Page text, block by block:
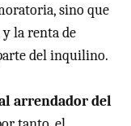
sino que
la renta de
del inquilino.
arrendador del